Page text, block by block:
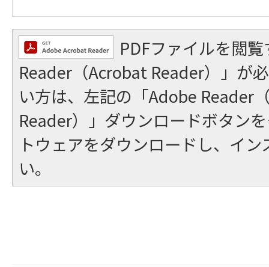
PDFファイルを閲
Reader（Acrobat Reader）」が
い方は、左記の「Adobe Reader
Reader）」ダウンロードボタン
トウェアをダウンロードし、イ
い。